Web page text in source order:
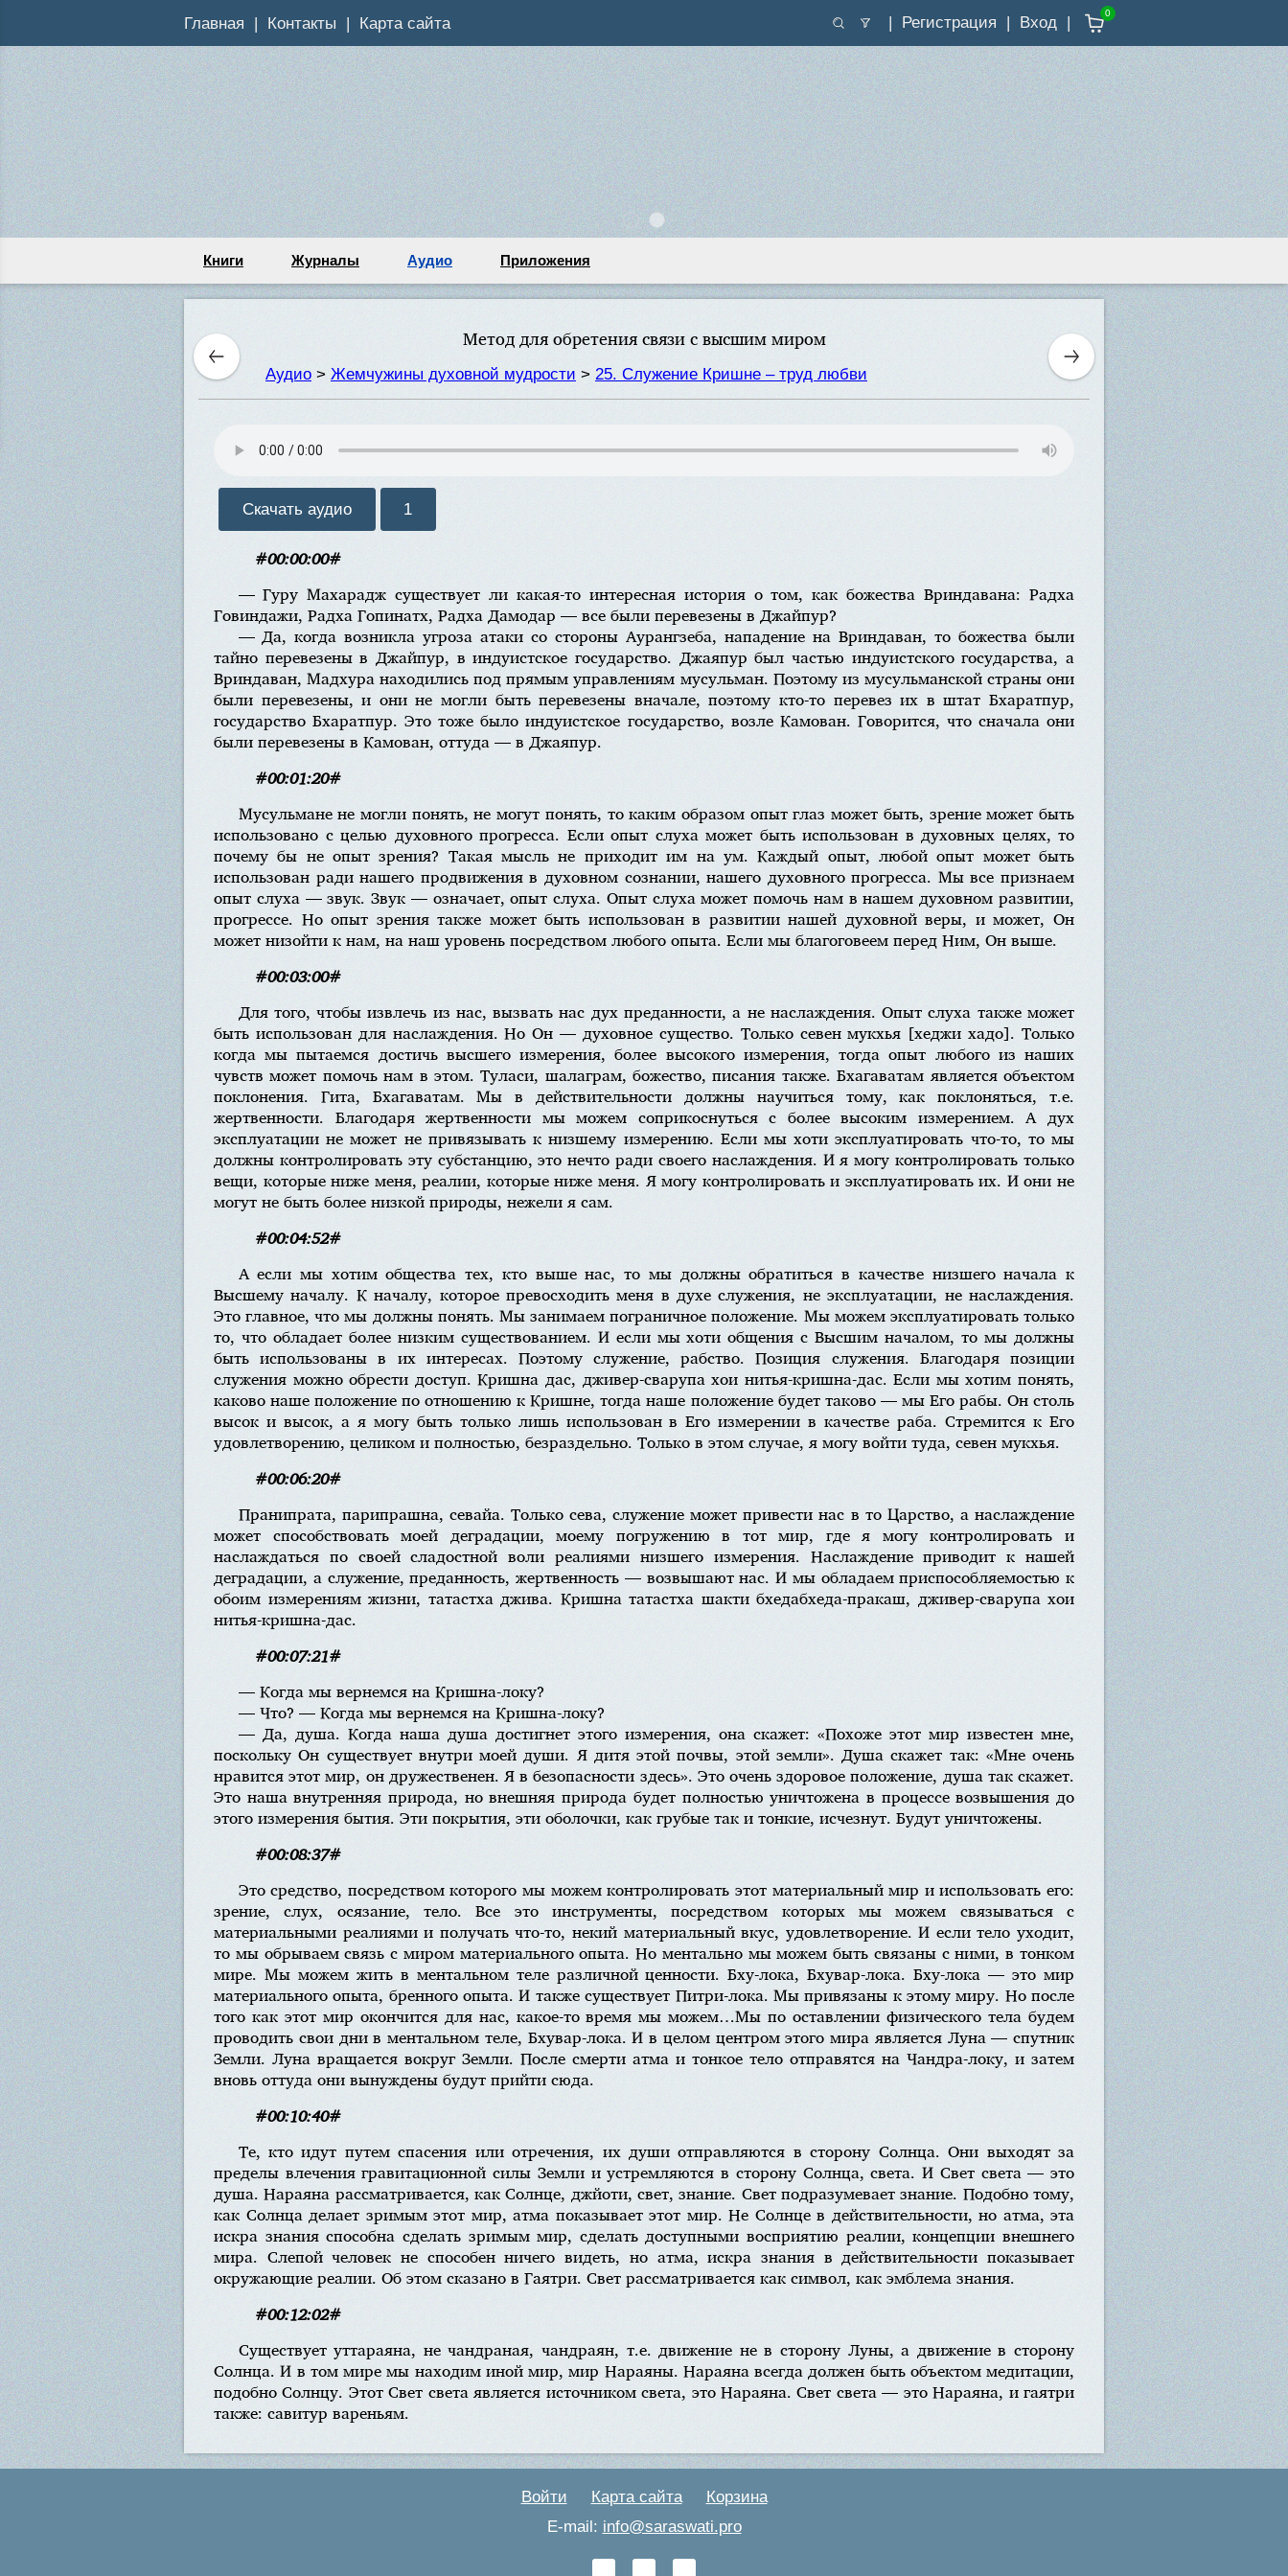
Главная Контакты Карта сайта Регистрация Вход
0
Книги Журналы Аудио Приложения
Метод для обретения связи с высшим миром
Аудио > Жемчужины духовной мудрости > 25. Служение Кришне – труд любви
Скачать аудио 1
#00:00:00#
— Гуру Махарадж существует ли какая-то интересная история о том, как божества Вриндавана: Радха
Говиндажи, Радха Гопинатх, Радха Дамодар — все были перевезены в Джайпур?
— Да, когда возникла угроза атаки со стороны Аурангзеба, нападение на Вриндаван, то божества были
тайно перевезены в Джайпур, в индуистское государство. Джаяпур был частью индуистского государства, а
Вриндаван, Мадхура находились под прямым управлениям мусульман. Поэтому из мусульманской страны они
были перевезены, и они не могли быть перевезены вначале, поэтому кто-то перевез их в штат Бхаратпур,
государство Бхаратпур. Это тоже было индуистское государство, возле Камован. Говорится, что сначала они
были перевезены в Камован, оттуда — в Джаяпур.
#00:01:20#
Мусульмане не могли понять, не могут понять, то каким образом опыт глаз может быть, зрение может быть
использовано с целью духовного прогресса. Если опыт слуха может быть использован в духовных целях, то
почему бы не опыт зрения? Такая мысль не приходит им на ум. Каждый опыт, любой опыт может быть
использован ради нашего продвижения в духовном сознании, нашего духовного прогресса. Мы все признаем
опыт слуха — звук. Звук — означает, опыт слуха. Опыт слуха может помочь нам в нашем духовном развитии,
прогрессе. Но опыт зрения также может быть использован в развитии нашей духовной веры, и может, Он
может низойти к нам, на наш уровень посредством любого опыта. Если мы благоговеем перед Ним, Он выше.
#00:03:00#
Для того, чтобы извлечь из нас, вызвать нас дух преданности, а не наслаждения. Опыт слуха также может
быть использован для наслаждения. Но Он — духовное существо. Только севен мукхья [хеджи хадо]. Только
когда мы пытаемся достичь высшего измерения, более высокого измерения, тогда опыт любого из наших
чувств может помочь нам в этом. Туласи, шалаграм, божество, писания также. Бхагаватам является объектом
поклонения. Гита, Бхагаватам. Мы в действительности должны научиться тому, как поклоняться, т.е.
жертвенности. Благодаря жертвенности мы можем соприкоснуться с более высоким измерением. А дух
эксплуатации не может не привязывать к низшему измерению. Если мы хоти эксплуатировать что-то, то мы
должны контролировать эту субстанцию, это нечто ради своего наслаждения. И я могу контролировать только
вещи, которые ниже меня, реалии, которые ниже меня. Я могу контролировать и эксплуатировать их. И они не
могут не быть более низкой природы, нежели я сам.
#00:04:52#
А если мы хотим общества тех, кто выше нас, то мы должны обратиться в качестве низшего начала к
Высшему началу. К началу, которое превосходить меня в духе служения, не эксплуатации, не наслаждения.
Это главное, что мы должны понять. Мы занимаем пограничное положение. Мы можем эксплуатировать только
то, что обладает более низким существованием. И если мы хоти общения с Высшим началом, то мы должны
быть использованы в их интересах. Поэтому служение, рабство. Позиция служения. Благодаря позиции
служения можно обрести доступ. Кришна дас, дживер-сварупа хои нитья-кришна-дас. Если мы хотим понять,
каково наше положение по отношению к Кришне, тогда наше положение будет таково — мы Его рабы. Он столь
высок и высок, а я могу быть только лишь использован в Его измерении в качестве раба. Стремится к Его
удовлетворению, целиком и полностью, безраздельно. Только в этом случае, я могу войти туда, севен мукхья.
#00:06:20#
Пранипрата, парипрашна, севайа. Только сева, служение может привести нас в то Царство, а наслаждение
может способствовать моей деградации, моему погружению в тот мир, где я могу контролировать и
наслаждаться по своей сладостной воли реалиями низшего измерения. Наслаждение приводит к нашей
деградации, а служение, преданность, жертвенность — возвышают нас. И мы обладаем приспособляемостью к
обоим измерениям жизни, татастха джива. Кришна татастха шакти бхедабхеда-пракаш, дживер-сварупа хои
нитья-кришна-дас.
#00:07:21#
— Когда мы вернемся на Кришна-локу?
— Что? — Когда мы вернемся на Кришна-локу?
— Да, душа. Когда наша душа достигнет этого измерения, она скажет: «Похоже этот мир известен мне,
поскольку Он существует внутри моей души. Я дитя этой почвы, этой земли». Душа скажет так: «Мне очень
нравится этот мир, он дружественен. Я в безопасности здесь». Это очень здоровое положение, душа так скажет.
Это наша внутренняя природа, но внешняя природа будет полностью уничтожена в процессе возвышения до
этого измерения бытия. Эти покрытия, эти оболочки, как грубые так и тонкие, исчезнут. Будут уничтожены.
#00:08:37#
Это средство, посредством которого мы можем контролировать этот материальный мир и использовать его:
зрение, слух, осязание, тело. Все это инструменты, посредством которых мы можем связываться с
материальными реалиями и получать что-то, некий материальный вкус, удовлетворение. И если тело уходит,
то мы обрываем связь с миром материального опыта. Но ментально мы можем быть связаны с ними, в тонком
мире. Мы можем жить в ментальном теле различной ценности. Бху-лока, Бхувар-лока. Бху-лока — это мир
материального опыта, бренного опыта. И также существует Питри-лока. Мы привязаны к этому миру. Но после
того как этот мир окончится для нас, какое-то время мы можем…Мы по оставлении физического тела будем
проводить свои дни в ментальном теле, Бхувар-лока. И в целом центром этого мира является Луна — спутник
Земли. Луна вращается вокруг Земли. После смерти атма и тонкое тело отправятся на Чандра-локу, и затем
вновь оттуда они вынуждены будут прийти сюда.
#00:10:40#
Те, кто идут путем спасения или отречения, их души отправляются в сторону Солнца. Они выходят за
пределы влечения гравитационной силы Земли и устремляются в сторону Солнца, света. И Свет света — это
душа. Нараяна рассматривается, как Солнце, джйоти, свет, знание. Свет подразумевает знание. Подобно тому,
как Солнца делает зримым этот мир, атма показывает этот мир. Не Солнце в действительности, но атма, эта
искра знания способна сделать зримым мир, сделать доступными восприятию реалии, концепции внешнего
мира. Слепой человек не способен ничего видеть, но атма, искра знания в действительности показывает
окружающие реалии. Об этом сказано в Гаятри. Свет рассматривается как символ, как эмблема знания.
#00:12:02#
Существует уттараяна, не чандраная, чандраян, т.е. движение не в сторону Луны, а движение в сторону
Солнца. И в том мире мы находим иной мир, мир Нараяны. Нараяна всегда должен быть объектом медитации,
подобно Солнцу. Этот Свет света является источником света, это Нараяна. Свет света — это Нараяна, и гаятри
также: савитур вареньям.
Войти Карта сайта
Корзина
E-mail: info@saraswati.pro